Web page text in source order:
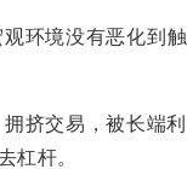
环境没有恶化到触
挤交易，被长端利
杠杆。